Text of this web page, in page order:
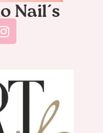
Nail´s